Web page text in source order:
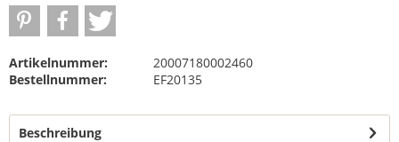
Artikelnummer:
20007180002460
Bestellnummer:
EF20135
Beschreibung